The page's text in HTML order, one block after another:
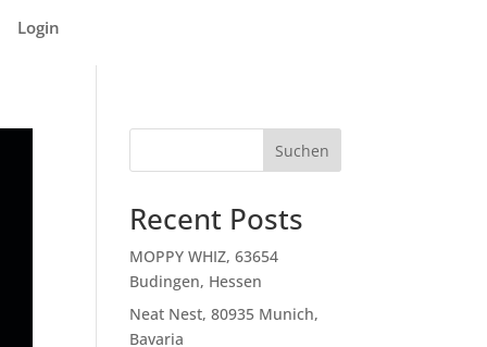
Login
Suchen
Recent Posts
MOPPY WHIZ, 63654
Budingen, Hessen
Neat Nest, 80935 Munich,
Bavaria